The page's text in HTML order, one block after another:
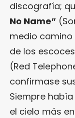
discografía;
No Name”
medio
de los
(Red
confirmase
Siempre
el cielo más